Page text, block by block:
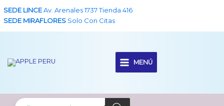
SEDE LINCEAv. Arenales 1737 Tienda 416
SEDE MIRAFLORES Solo Con Citas
Main
MENÚ